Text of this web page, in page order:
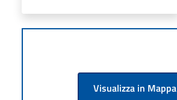
Visualizza in Mappa